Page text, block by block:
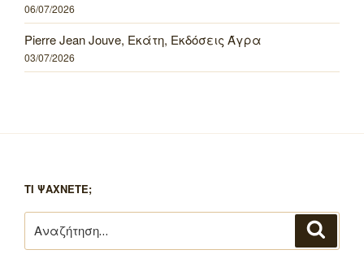
06/07/2026
Pierre Jean Jouve, Εκάτη, Εκδόσεις Άγρα
03/07/2026
ΤΙ ΨΑΧΝΕΤΕ;
για: